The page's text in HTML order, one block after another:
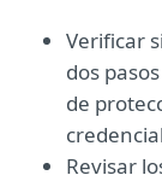
Verificar
dos
de
Revisar